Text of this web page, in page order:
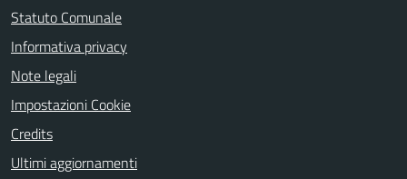
Statuto Comunale
Informativa privacy
Note legali
Impostazioni Cookie
Credits
Ultimi aggiornamenti